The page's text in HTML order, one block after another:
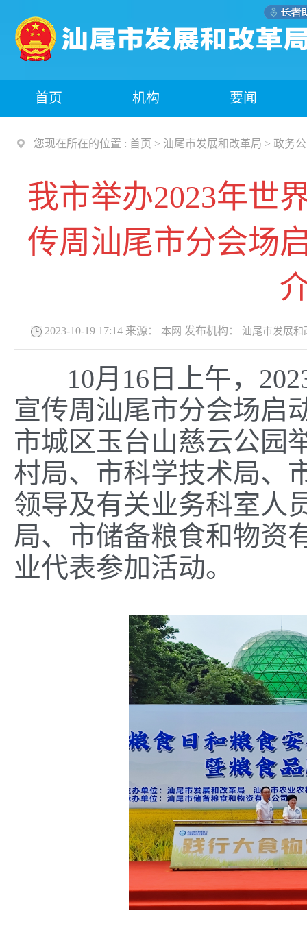
首页 机构 要闻
您现在所在的位置 : 首页 > 汕尾市发展和改革局 > 政务
我市举办2023年世
传周汕尾市分会场
2023-10-19 17:14 来源： 本网 发布机构： 汕尾市发展和
10月16日上午，
宣传周汕尾市分会场启
市城区玉台山慈云公园
村局、市科学技术局、
领导及有关业务科室人
局、市储备粮食和物资
业代表参加活动。